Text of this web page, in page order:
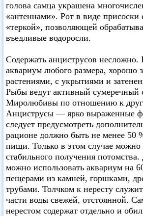
голова самца украшена
«антеннами». Рот в виде
«теркой», позволяющей
въедливые водоросли.
Содержать анциструсов несложно.
аквариум любого размера, хорошо
растениями, с укрытиями и
Рыбы ведут активный сумеречный
Миролюбивы по отношению к
Анциструсы — ярко выраженные
следует предусмотреть
рационе должно быть не менее 50
пищи. Только в этом случае можно
стабильного получения потомства.
можно использовать аквариум на
пещерами из камней, горшками,
трубами. Толчком к нересту
части воды свежей, отстоянной.
нерестом содержат отдельно и